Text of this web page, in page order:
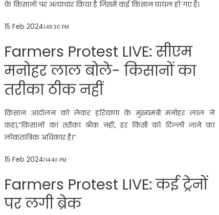
के किसानों पर अत्याचार किया है जिसमें कई किसान घायल हो गए हैं।
15 Feb 20241:49:30 PM
Farmers Protest LIVE: सीएम
मनोहर लाल बोले- किसानों का
तरीका ठीक नहीं
किसान आंदोलन को लेकर हरियाणा के मुख्यमंत्री मनोहर लाल ने
कहा,”किसानों का तरीका ठीक नहीं, हर किसी को दिल्ली जाने का
लोकतांत्रिक अधिकार है।”
15 Feb 20241:14:40 PM
Farmers Protest LIVE: कई ट्रेनों
पर लगी ब्रेक